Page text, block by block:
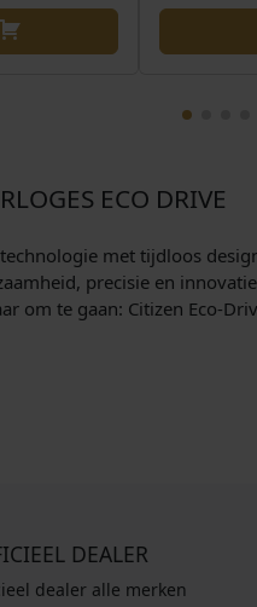
ECO DRIVE
technologie met tijdloos
precisie en
om te gaan: Citizen Eco-
DEALER
dealer alle merken